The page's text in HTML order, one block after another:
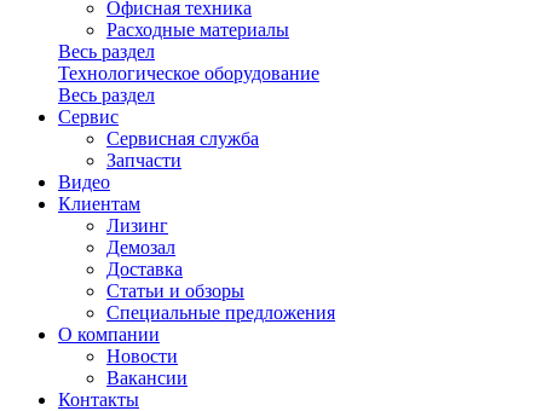
Офисная техника
Расходные материалы
Весь раздел
Технологическое оборудование
Весь раздел
Сервис
Сервисная служба
Запчасти
Видео
Клиентам
Лизинг
Демозал
Доставка
Статьи и обзоры
Специальные предложения
О компании
Новости
Вакансии
Контакты